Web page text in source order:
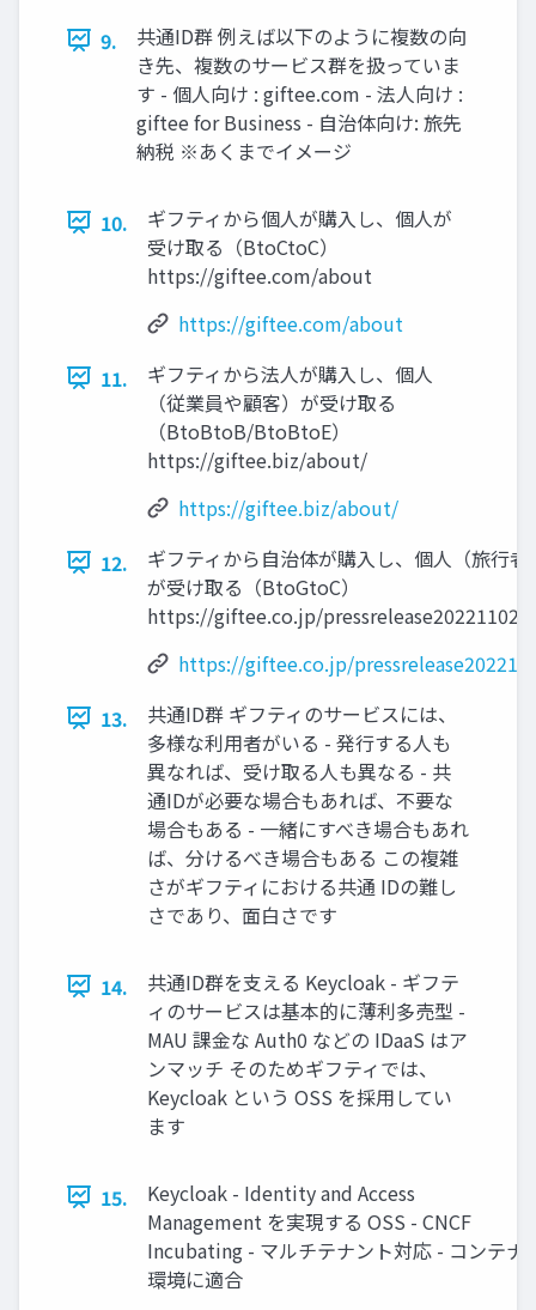
9.
共通ID群 例えば以下のように複数の向
き先、複数のサービス群を扱っていま
す - 個人向け : giftee.com - 法人向け :
giftee for Business - 自治体向け: 旅先
納税 ※あくまでイメージ
10.
ギフティから個人が購入し、個人が
受け取る（BtoCtoC）
https://giftee.com/about
https://giftee.com/about
11.
ギフティから法人が購入し、個人
（従業員や顧客）が受け取る
（BtoBtoB/BtoBtoE）
https://giftee.biz/about/
https://giftee.biz/about/
12.
ギフティから自治体が購入し、個人（旅行者
が受け取る（BtoGtoC）
https://giftee.co.jp/
https://giftee.co.jp/
13.
共通ID群 ギフティのサービスには、
多様な利用者がいる - 発行する人も
異なれば、受け取る人も異なる - 共
通IDが必要な場合もあれば、不要な
場合もある - 一緒にすべき場合もあれ
ば、分けるべき場合もある この複雑
さがギフティにおける共通 IDの難し
さであり、面白さです
14.
共通ID群を支える Keycloak - ギフテ
ィのサービスは基本的に薄利多売型 -
MAU 課金な Auth0 などの IDaaS はア
ンマッチ そのためギフティでは、
Keycloak という OSS を採用してい
ます
15.
Keycloak - Identity and Access
Management を実現する OSS - CNCF
Incubating - マルチテナント対応 - コンテナ
環境に適合